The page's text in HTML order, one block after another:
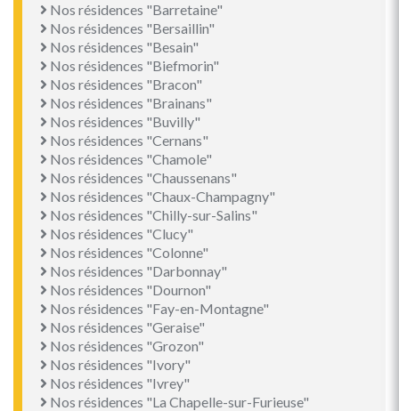
Nos résidences "Barretaine"
Nos résidences "Bersaillin"
Nos résidences "Besain"
Nos résidences "Biefmorin"
Nos résidences "Bracon"
Nos résidences "Brainans"
Nos résidences "Buvilly"
Nos résidences "Cernans"
Nos résidences "Chamole"
Nos résidences "Chaussenans"
Nos résidences "Chaux-Champagny"
Nos résidences "Chilly-sur-Salins"
Nos résidences "Clucy"
Nos résidences "Colonne"
Nos résidences "Darbonnay"
Nos résidences "Dournon"
Nos résidences "Fay-en-Montagne"
Nos résidences "Geraise"
Nos résidences "Grozon"
Nos résidences "Ivory"
Nos résidences "Ivrey"
Nos résidences "La Chapelle-sur-Furieuse"